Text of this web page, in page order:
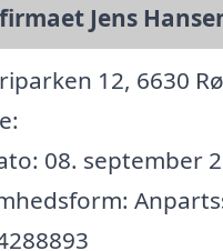
Jens
12, 6630
08. september